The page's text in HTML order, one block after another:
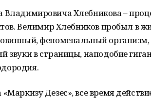
Владимировича Хлебникова –
Велимир Хлебников пробыл в
феноменальный
звуки в страницы, наподобие
Дезес», все время